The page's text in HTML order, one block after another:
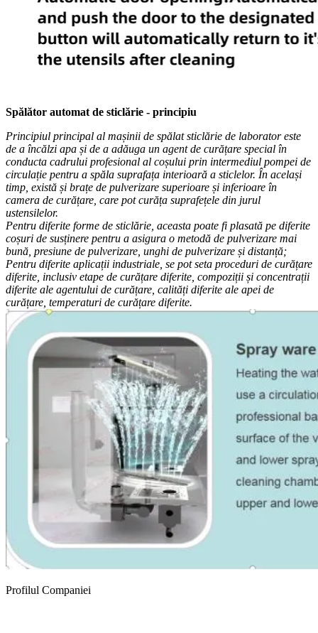
Spălător automat de sticlărie - principiu
Principiul principal al mașinii de spălat sticlărie de laborator este
de a încălzi apa și de a adăuga un agent de curățare special în
conducta cadrului profesional al coșului prin intermediul pompei de
circulație pentru a spăla suprafața interioară a sticlelor. În același
timp, există și brațe de pulverizare superioare și inferioare în
camera de curățare, care pot curăța suprafețele din jurul
ustensilelor.
Pentru diferite forme de sticlărie, aceasta poate fi plasată pe diferite
coșuri de susținere pentru a asigura o metodă de pulverizare mai
bună, presiune de pulverizare, unghi de pulverizare și distanță;
Pentru diferite aplicații industriale, se pot seta proceduri de curățare
diferite, inclusiv etape de curățare diferite, compoziții și concentrații
diferite ale agentului de curățare, calități diferite ale apei de
curățare, temperaturi de curățare diferite.
Profilul Companiei